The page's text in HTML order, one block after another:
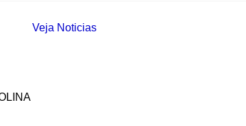
Veja Noticias